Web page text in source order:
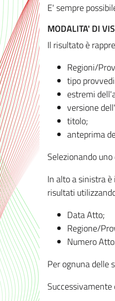
E' sempre
MODALITA' DI
Il risultato è
Regioni/
tipo
estremi
versione
titolo;
anteprima
Selezionando
In alto a sinistra
risultati
Data Atto;
Regione/
Numero
Per ognuna delle
Successivamente